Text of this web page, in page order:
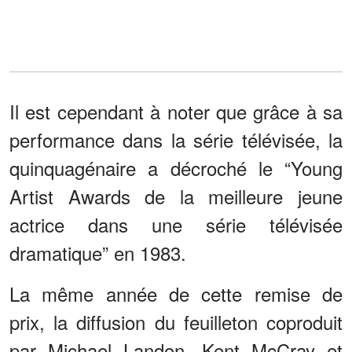
Il est cependant à noter que grâce à sa
performance dans la série télévisée, la
quinquagénaire a décroché le “Young
Artist Awards de la meilleure jeune
actrice dans une série télévisée
dramatique” en 1983.
La même année de cette remise de
prix, la diffusion du feuilleton coproduit